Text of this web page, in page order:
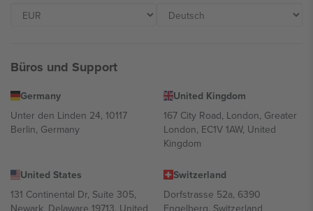
Büros und Support
Germany
Unter den Linden 24, 10117
Berlin, Germany
United Kingdom
167 City Road, London, Greater
London, EC1V 1AW, United
Kingdom
United States
131 Continental Dr, Suite 305,
Newark, Delaware 19713, United
Switzerland
Dorfstrasse 52a, 6390
Engelberg, Switzerland